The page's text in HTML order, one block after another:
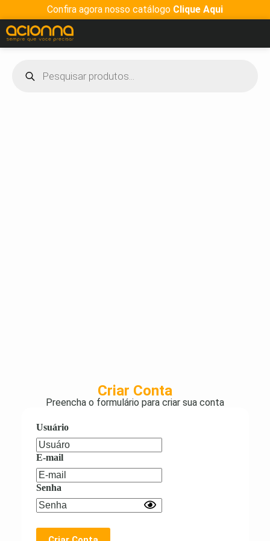
Confira agora nosso catálogo Clique Aqui
Criar Conta
Preencha o formulário para criar sua conta
Usuário
E-mail
Senha